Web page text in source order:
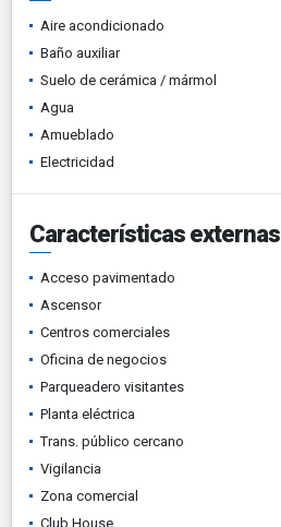
Aire acondicionado
Baño auxiliar
Suelo de cerámica / mármol
Agua
Amueblado
Electricidad
Características externas
Acceso pavimentado
Ascensor
Centros comerciales
Oficina de negocios
Parqueadero visitantes
Planta eléctrica
Trans. público cercano
Vigilancia
Zona comercial
Club House